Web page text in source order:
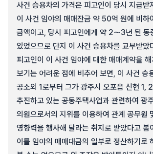
사건 승용차의 가격은 피고인이 당시 지급받
이 사건 임야의 매매잔금 약 50억 원에 비하
금액이고, 당시 피고인에게 약 2～3년 된 동
있었으므로 단지 이 사건 승용차를 교부받았
피고인이 이 사건 임야에 대한 매매계약을
보기는 어려운 점에 비추어 보면, 이 사건 승
공소외 1로부터 그가 광주시 오포읍 신현 1,
추진하고 있는 공동주택사업과 관련하여 광
의원으로서의 지위를 이용하여 관계 공무원
영향력을 행사해 달라는 취지로 받았다고 봄
이를 임야의 매매대금의 일부로 정산하기로